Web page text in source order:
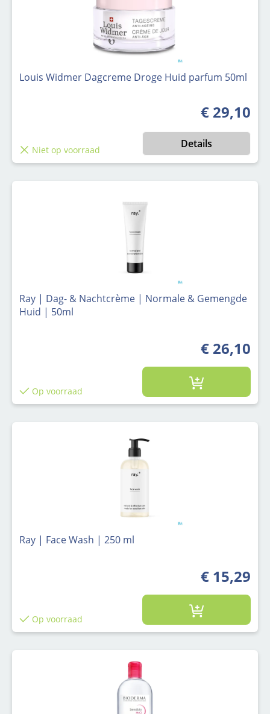
Louis Widmer Dagcreme Droge Huid parfum 50ml
Normale
€ 29,10
Niet op voorraad Details
Ray | Dag- & Nachtcrème | Normale & Gemengde
Huid | 50ml
€ 26,10
Op voorraad
Ray | Face Wash | 250 ml
€ 15,29
Op voorraad